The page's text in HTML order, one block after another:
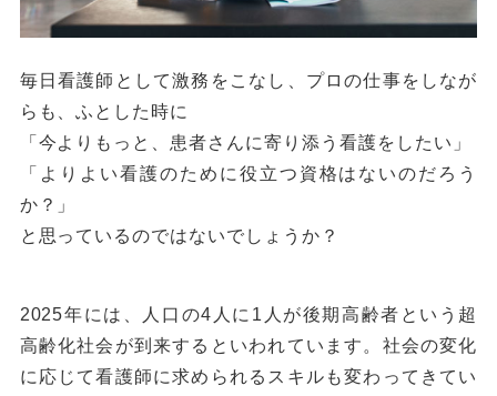
毎日看護師として激務をこなし、プロの仕事をしなが
らも、ふとした時に
「今よりもっと、患者さんに寄り添う看護をしたい」
「よりよい看護のために役立つ資格はないのだろう
か？」
と思っているのではないでしょうか？
2025年には、人口の4人に1人が後期高齢者という超
高齢化社会が到来するといわれています。社会の変化
に応じて看護師に求められるスキルも変わってきてい